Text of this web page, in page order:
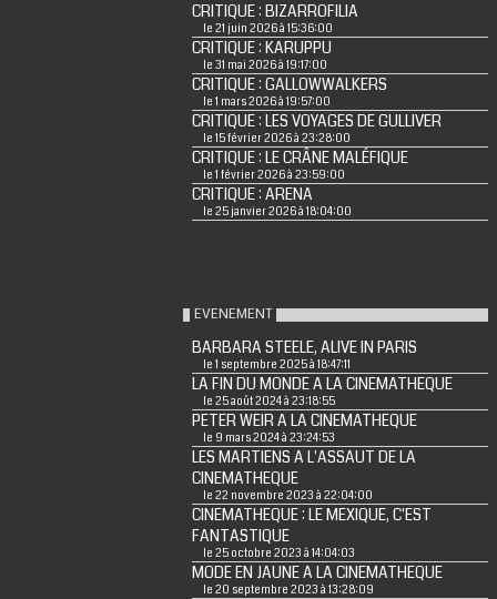
CRITIQUE : BIZARROFILIA
le 21 juin 2026 à 15:36:00
CRITIQUE : KARUPPU
le 31 mai 2026 à 19:17:00
CRITIQUE : GALLOWWALKERS
le 1 mars 2026 à 19:57:00
CRITIQUE : LES VOYAGES DE GULLIVER
le 15 février 2026 à 23:28:00
CRITIQUE : LE CRÂNE MALÉFIQUE
le 1 février 2026 à 23:59:00
CRITIQUE : ARENA
le 25 janvier 2026 à 18:04:00
EVENEMENT
BARBARA STEELE, ALIVE IN PARIS
le 1 septembre 2025 à 18:47:11
LA FIN DU MONDE A LA CINEMATHEQUE
le 25 août 2024 à 23:18:55
PETER WEIR A LA CINEMATHEQUE
le 9 mars 2024 à 23:24:53
LES MARTIENS A L'ASSAUT DE LA
CINEMATHEQUE
le 22 novembre 2023 à 22:04:00
CINEMATHEQUE : LE MEXIQUE, C'EST
FANTASTIQUE
le 25 octobre 2023 à 14:04:03
MODE EN JAUNE A LA CINEMATHEQUE
le 20 septembre 2023 à 13:28:09